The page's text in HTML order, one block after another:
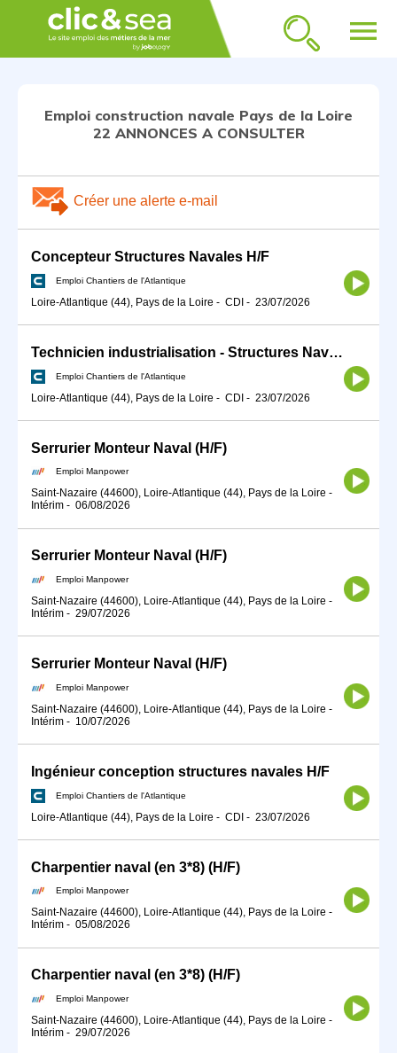
menu
Emploi construction navale Pays de la Loire
22 ANNONCES A CONSULTER
Créer une alerte e-mail
Concepteur Structures Navales H/F
Emploi Chantiers de l'Atlantique
Loire-Atlantique (44), Pays de la Loire - CDI - 23/07/2026
Technicien industrialisation - Structures Navales H/F
Emploi Chantiers de l'Atlantique
Loire-Atlantique (44), Pays de la Loire - CDI - 23/07/2026
Serrurier Monteur Naval (H/F)
Emploi Manpower
Saint-Nazaire (44600), Loire-Atlantique (44), Pays de la Loire -
Intérim - 06/08/2026
Serrurier Monteur Naval (H/F)
Emploi Manpower
Saint-Nazaire (44600), Loire-Atlantique (44), Pays de la Loire -
Intérim - 29/07/2026
Serrurier Monteur Naval (H/F)
Emploi Manpower
Saint-Nazaire (44600), Loire-Atlantique (44), Pays de la Loire -
Intérim - 10/07/2026
Ingénieur conception structures navales H/F
Emploi Chantiers de l'Atlantique
Loire-Atlantique (44), Pays de la Loire - CDI - 23/07/2026
Charpentier naval (en 3*8) (H/F)
Emploi Manpower
Saint-Nazaire (44600), Loire-Atlantique (44), Pays de la Loire -
Intérim - 05/08/2026
Charpentier naval (en 3*8) (H/F)
Emploi Manpower
Saint-Nazaire (44600), Loire-Atlantique (44), Pays de la Loire -
Intérim - 29/07/2026